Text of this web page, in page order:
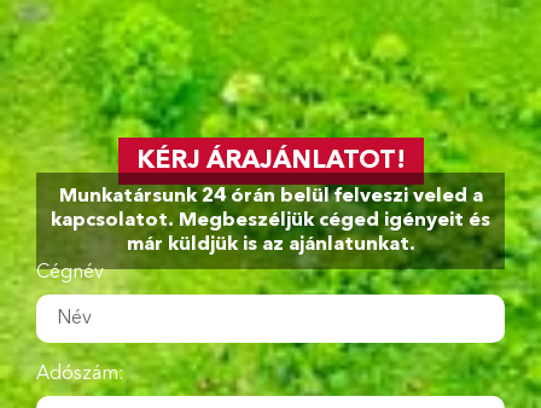
KÉRJ ÁRAJÁNLATOT!
Munkatársunk 24 órán belül felveszi veled a
kapcsolatot. Megbeszéljük céged igényeit és
már küldjük is az ajánlatunkat.
Cégnév
Adószám: